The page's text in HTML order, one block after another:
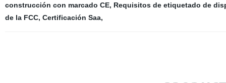
construcción con marcado CE, Requisitos de etiquetado de
de la FCC, Certificación Saa,